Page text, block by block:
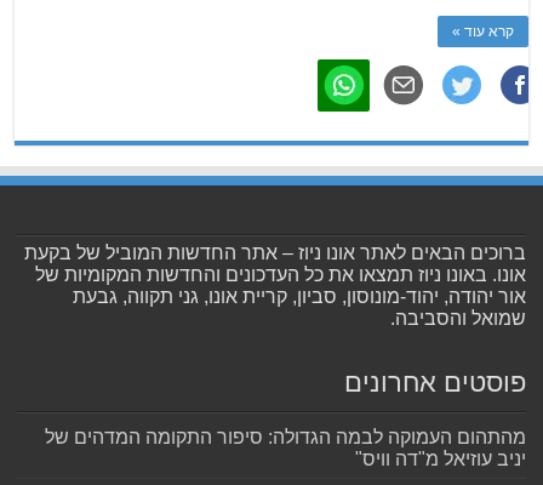
קרא עוד »
ברוכים הבאים לאתר אונו ניוז – אתר החדשות המוביל של בקעת
אונו. באונו ניוז תמצאו את כל העדכונים והחדשות המקומיות של
אור יהודה, יהוד-מונוסון, סביון, קריית אונו, גני תקווה, גבעת
שמואל והסביבה.
פוסטים אחרונים
מהתהום העמוקה לבמה הגדולה: סיפור התקומה המדהים של
יניב עוזיאל מ"דה וויס"